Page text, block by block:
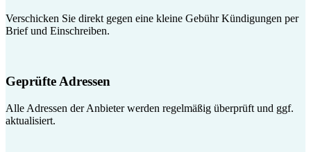
Verschicken Sie direkt gegen eine kleine Gebühr Kündigungen per
Brief und Einschreiben.
Geprüfte Adressen
Alle Adressen der Anbieter werden regelmäßig überprüft und ggf.
aktualisiert.